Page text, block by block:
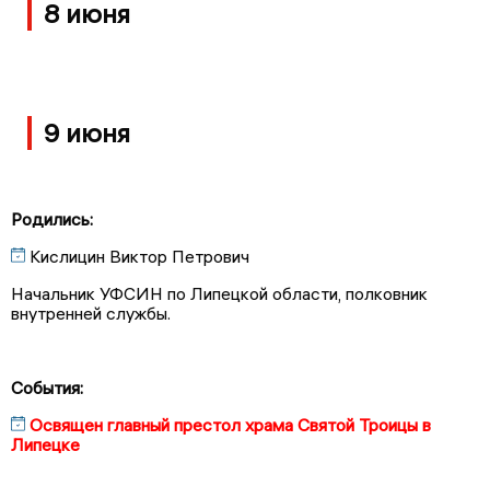
8 июня
9 июня
Родились:
Кислицин Виктор Петрович
Начальник УФСИН по Липецкой области, полковник
внутренней службы.
События:
Освящен главный престол храма Святой Троицы в
Липецке